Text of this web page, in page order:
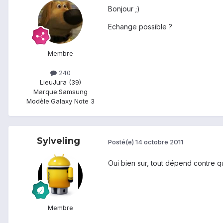
Membre
240
LieuJura (39)
Marque:Samsung
Modèle:Galaxy Note 3
Bonjour ;)
Echange possible ?
Sylveling
Membre
Posté(e) 14 octobre 2011
Oui bien sur, tout dépend contre